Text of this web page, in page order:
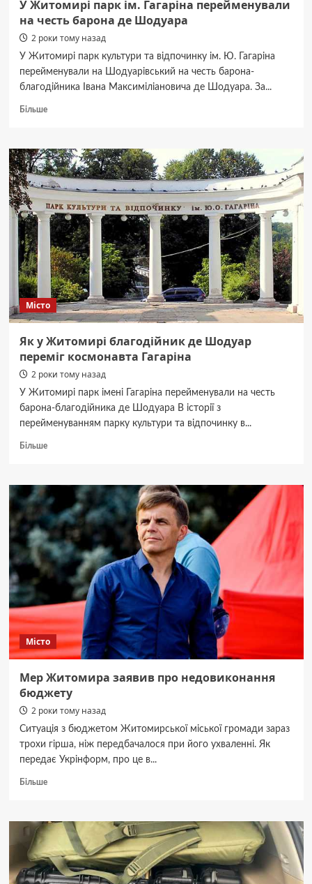
У Житомирі парк ім. Гагаріна перейменували
на честь барона де Шодуара
2 роки тому назад
У Житомирі парк культури та відпочинку ім. Ю. Гагаріна
перейменували на Шодуарівський на честь барона-
благодійника Івана Максиміліановича де Шодуара. За...
БільшеДокладніше
Житомирі
парк
ім.
Гагаріна
перейменували
на
честь
барона
де
Шодуара
Місто
Як у Житомирі благодійник де Шодуар
переміг космонавта Гагаріна
2 роки тому назад
У Житомирі парк імені Гагаріна перейменували на честь
барона-благодійника де Шодуара В історії з
перейменуванням парку культури та відпочинку в...
БільшеДокладніше
у
Житомирі
благодійник
де
Шодуар
переміг
космонавта
Гагаріна
Місто
Мер Житомира заявив про недовиконання
бюджету
2 роки тому назад
Ситуація з бюджетом Житомирської міської громади зараз
трохи гірша, ніж передбачалося при його ухваленні. Як
передає Укрінформ, про це в...
БільшеДокладніше
Житомира
заявив
недовиконання
бюджету